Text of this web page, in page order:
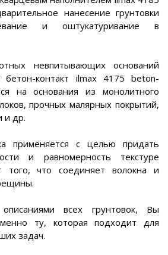
нанесение грунтовки
и оштукатуривание в
невпитывающих оснований
бетон-контакт ilmax 4175 beton-
на основания из монолитного
прочных малярных покрытий,
и др.
применяется с целью придать
и равномерность текстуре
того, что соединяет волокна и
всех грунтовок, Вы
ту, которая подходит для
задач.